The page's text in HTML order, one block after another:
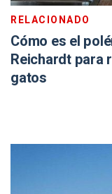
RELACIONADO
Cómo es el
Reichardt para
gatos